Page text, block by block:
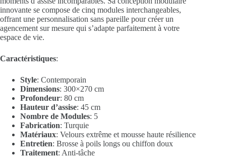
innovante se compose de cinq modules interchangeables,
offrant une personnalisation sans pareille pour créer un
agencement sur mesure qui s’adapte parfaitement à votre
espace de vie.
Caractéristiques:
Style: Contemporain
Dimensions: 300×270 cm
Profondeur: 80 cm
Hauteur d’assise: 45 cm
Nombre de Modules: 5
Fabrication: Turquie
Matériaux: Velours extrême et mousse haute résilience
Entretien: Brosse à poils longs ou chiffon doux
Traitement: Anti-tâche